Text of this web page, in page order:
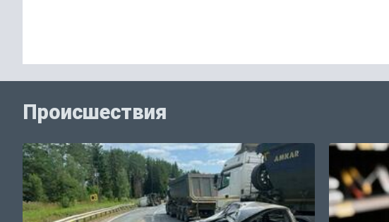
Происшествия